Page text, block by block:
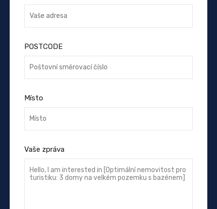
POSTCODE
Místo
Vaše zpráva